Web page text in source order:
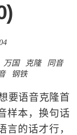
万国 克隆
同音
钢铁
要语音克隆首
样本，换句话
言的话才行，